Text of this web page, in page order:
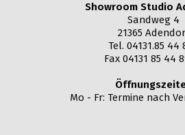
Showroom Studio
Sandweg 4
21365
Tel. 04131.85 44
Fax 04131 85 44
Mo - Fr: Termine nach